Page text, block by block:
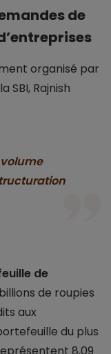
de
organisé par
SBI, Rajnish
de
de roupies
aux
du plus